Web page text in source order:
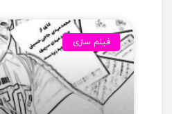
فیلم سازی